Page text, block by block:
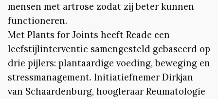
mensen met artrose zodat zij beter kunnen
functioneren.
Met Plants for Joints heeft Reade een
leefstijlinterventie samengesteld gebaseerd op
drie pijlers: plantaardige voeding, beweging en
stressmanagement. Initiatiefnemer Dirkjan
van Schaardenburg, hoogleraar Reumatologie